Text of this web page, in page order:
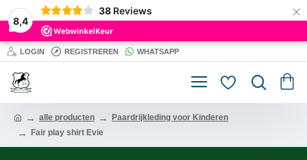
8,4
38 Reviews ×
LOGIN REGISTREREN WHATSAPP
alle producten
Paardrijkleding voor Kinderen
Fair play shirt Evie